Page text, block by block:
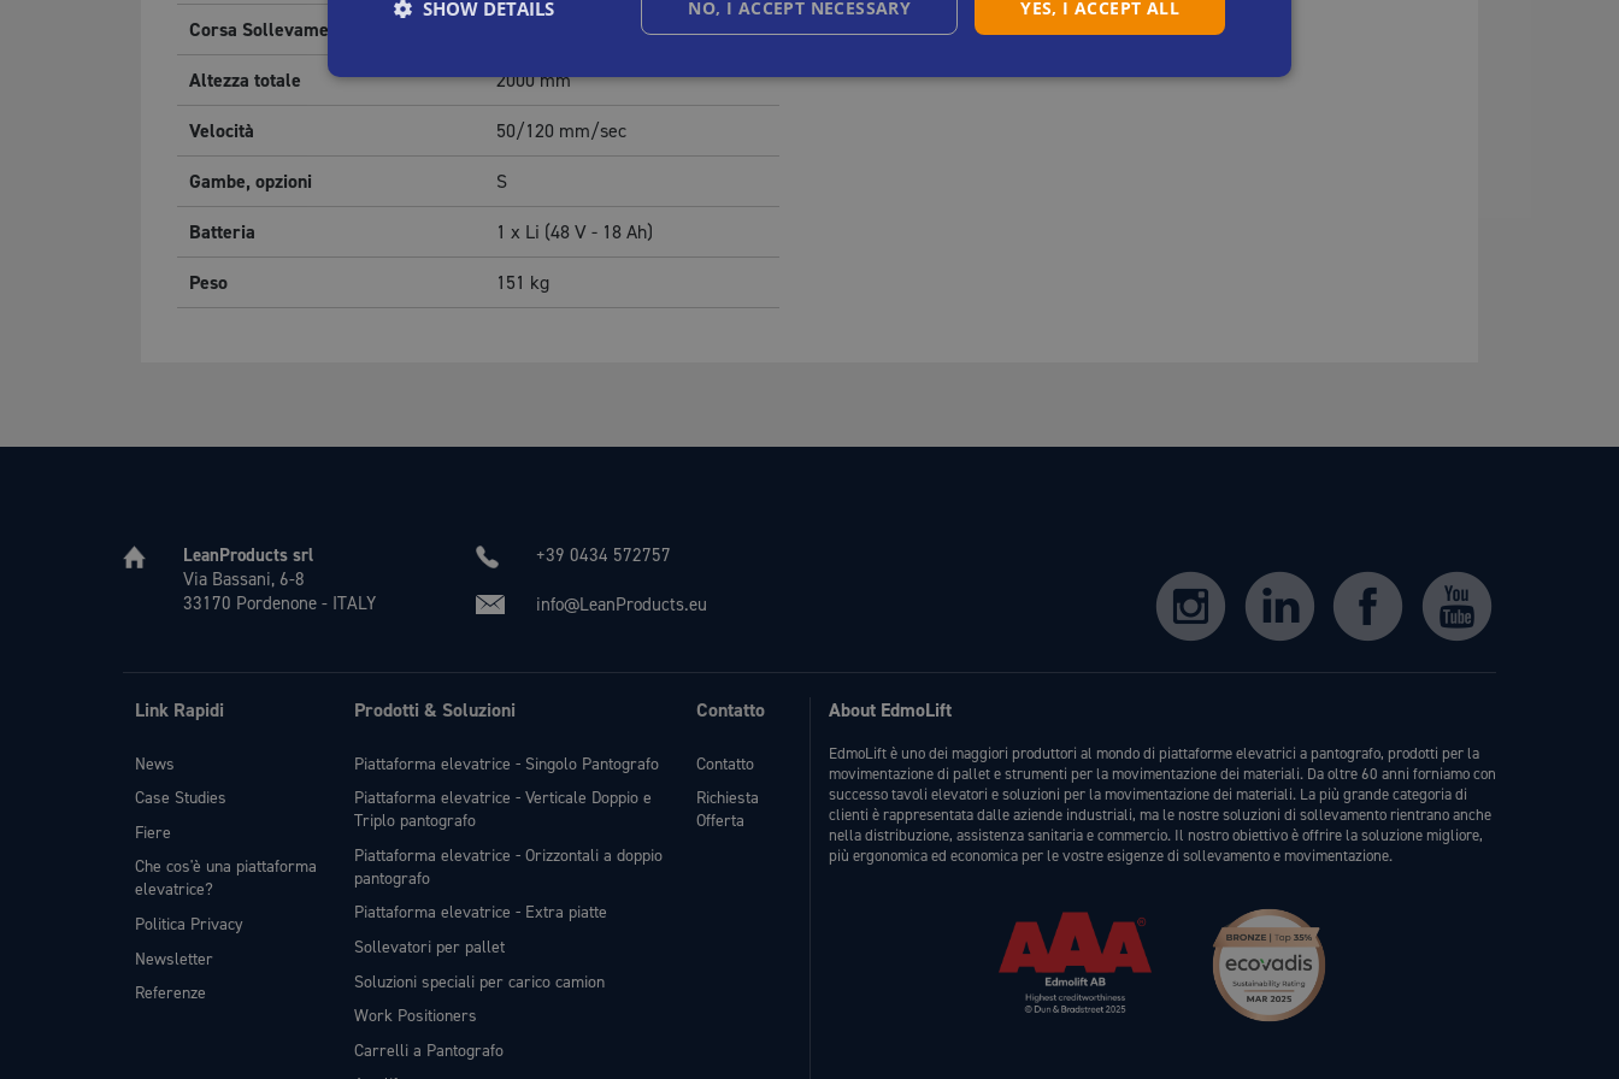
Corsa Sollevamento
Altezza totale
2000mm
Velocità
50/120 mm/sec
Gambe, opzioni
S
Batteria
1 x Li (48 V - 18 Ah)
Peso
151 kg
LeanProducts srl
Via Bassani, 6-8
33170 Pordenone - ITALY
+39 0434 572757
info@LeanProducts.eu
Link Rapidi
News
Case Studies
Fiere
Che cos'è una piattaforma
elevatrice?
Politica Privacy
Newsletter
Referenze
Prodotti & Soluzioni
Piattaforma elevatrice - Singolo Pantografo
Piattaforma elevatrice - Verticale Doppio e
Triplo pantografo
Piattaforma elevatrice - Orizzontali a doppio
pantografo
Piattaforma elevatrice - Extra piatte
Sollevatori per pallet
Soluzioni speciali per carico camion
Work Positioners
Carrelli a Pantografo
Contatto
Contatto
Richiesta
Offerta
About EdmoLift
EdmoLift è uno dei maggiori produttori al mondo di piattaforme elevatrici a pantografo, prodotti per la
movimentazione di pallet e strumenti per la movimentazione dei materiali. Da oltre 60 anni forniamo con
successo tavoli elevatori e soluzioni per la movimentazione dei materiali. La più grande categoria di
clienti è rappresentata dalle aziende industriali, ma le nostre soluzioni di sollevamento rientrano anche
nella distribuzione, assistenza sanitaria e commercio. Il nostro obiettivo è offrire la soluzione migliore,
più ergonomica ed economica per le vostre esigenze di sollevamento e movimentazione.
YES, I ACCEPT ALL
NO, I ACCEPT NECESSARY
SHOW DETAILS